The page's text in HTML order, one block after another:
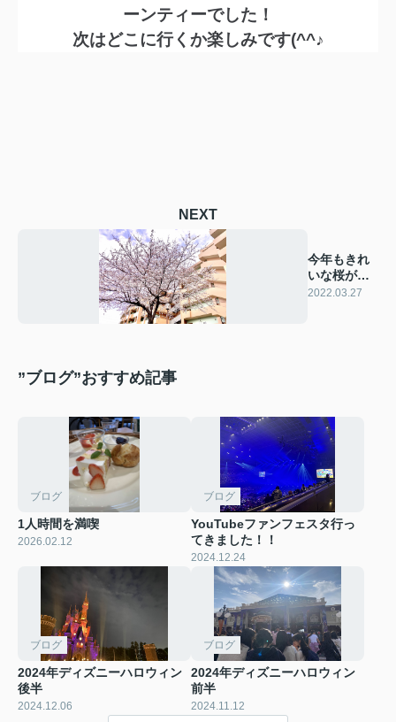
ーンティーでした！
次はどこに行くか楽しみです(^^♪
NEXT
今年もきれ
いな桜が咲
きました☆
2022.03.27
”ブログ”おすすめ記事
ブログ
1人時間を満喫
2026.02.12
ブログ
YouTubeファンフェスタ行っ
てきました！！
2024.12.24
ブログ
2024年ディズニーハロウィン
後半
2024.12.06
ブログ
2024年ディズニーハロウィン
前半
2024.11.12